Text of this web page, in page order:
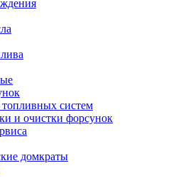
систем
и очистки форсунок
домкраты